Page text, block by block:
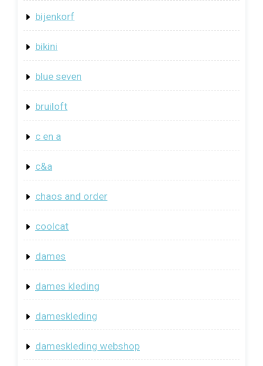
bijenkorf
bikini
blue seven
bruiloft
c en a
c&a
chaos and order
coolcat
dames
dames kleding
dameskleding
dameskleding webshop